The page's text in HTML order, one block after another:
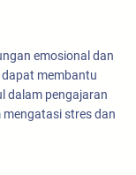
emosional dan
membantu
dalam pengajaran
stres dan